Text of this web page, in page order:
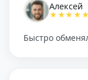
Алексей
★★★★★
Быстро